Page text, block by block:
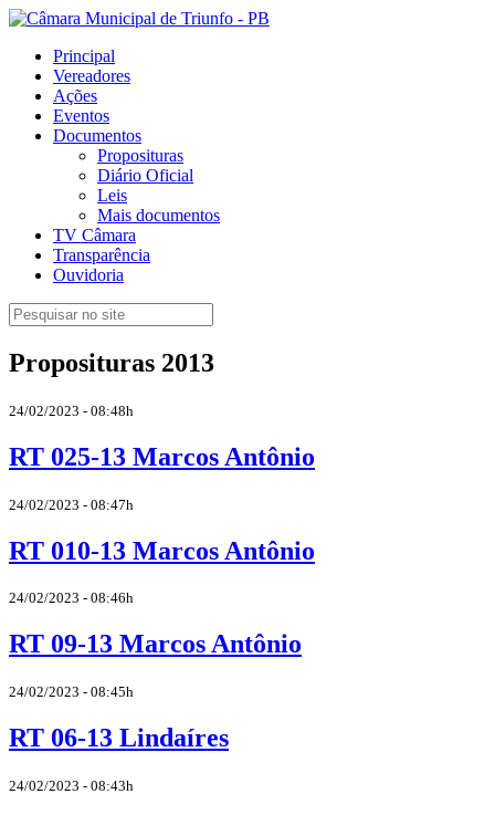
Principal
Vereadores
Ações
Eventos
Documentos
Proposituras
Diário Oficial
Leis
Mais documentos
TV Câmara
Transparência
Ouvidoria
Proposituras 2013
24/02/2023 - 08:48h
RT 025-13 Marcos Antônio
24/02/2023 - 08:47h
RT 010-13 Marcos Antônio
24/02/2023 - 08:46h
RT 09-13 Marcos Antônio
24/02/2023 - 08:45h
RT 06-13 Lindaíres
24/02/2023 - 08:43h